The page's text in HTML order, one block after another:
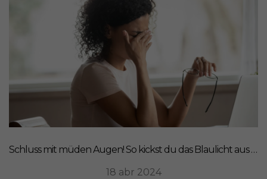
Schluss mit müden Augen! So kickst du das Blaulicht aus deinem Leben
18 abr 2024